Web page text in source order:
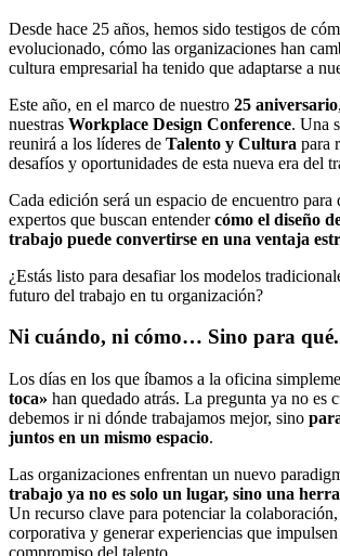
Desde hace 25 años, hemos sido testigos de
evolucionado, cómo las organizaciones han
cultura empresarial ha tenido que adaptarse a
Este año, en el marco de nuestro 25 aniversario
nuestras Workplace Design Conference. Una
reunirá a los líderes de Talento y Cultura para
desafíos y oportunidades de esta nueva era del
Cada edición será un espacio de encuentro
expertos que buscan entendercómo el diseño
trabajo puede convertirse en una ventaja
¿Estás listo para desafiar los modelos
futuro del trabajo en tu organización?
Ni cuándo, ni cómo… Sino para qué.
Los días en los que íbamos a la oficina
toca» han quedado atrás. La pregunta ya no es
debemos ir ni dónde trabajamos mejor, sino
juntos en un mismo espacio.
Las organizaciones enfrentan un nuevo
trabajo ya no es solo un lugar, sino una
Un recurso clave para potenciar la
corporativa y generar experiencias que